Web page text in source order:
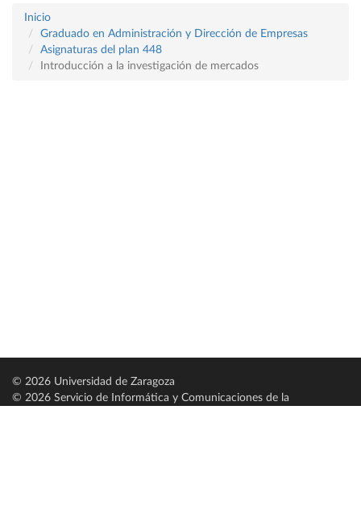
Inicio
Graduado en Administración y Dirección de Empresas
Asignaturas del plan 448
Introducción a la investigación de mercados
© 2026 Universidad de Zaragoza
© 2026 Servicio de Informática y Comunicaciones de la